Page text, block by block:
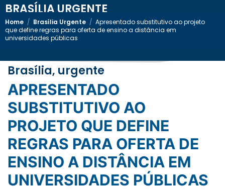
BRASÍLIA URGENTE
Home / Brasília Urgente / Apresentado substitutivo ao projeto
que define regras para oferta de ensino a distância em
universidades públicas
Brasília, urgente
APRESENTADO
SUBSTITUTIVO AO
PROJETO QUE DEFINE
REGRAS PARA OFERTA DE
ENSINO A DISTÂNCIA EM
UNIVERSIDADES PÚBLICAS